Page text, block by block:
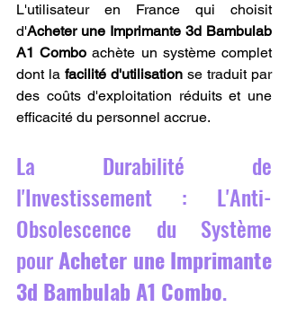
L'utilisateur en France qui choisit
d'Acheter une Imprimante 3d Bambulab
A1 Combo achète un système complet
dont la facilité d'utilisation se traduit par
des coûts d'exploitation réduits et une
efficacité du personnel accrue.
La Durabilité de
l'Investissement : L'Anti-
Obsolescence du Système
pour Acheter une Imprimante
3d Bambulab A1 Combo.